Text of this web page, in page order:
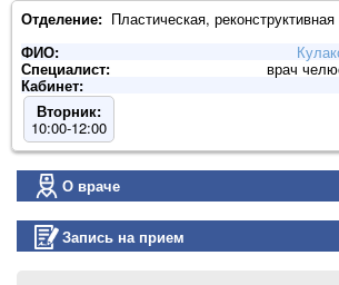
Отделение: Пластическая,
ФИО:
Специалист: врач
Кабинет:
Вторник:
10:00-12:00
О враче
Запись на прием